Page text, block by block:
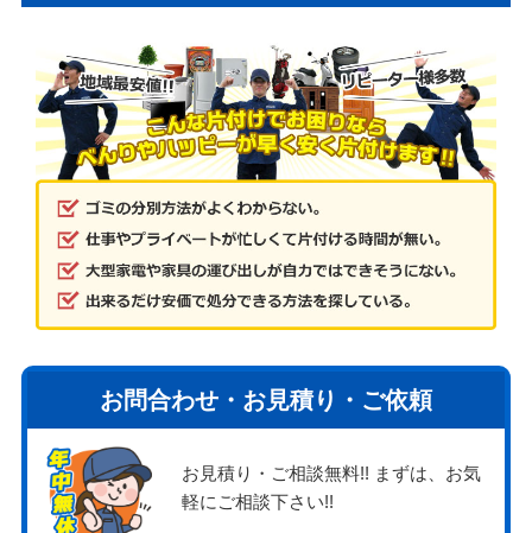
お問合わせ・お見積り・ご依頼
お見積り・ご相談無料!! まずは、お気
軽にご相談下さい!!